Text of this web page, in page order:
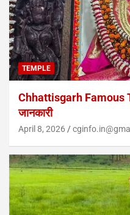
TEMPLE
Chhattisgarh Famous
जानकारी
April 8, 2026